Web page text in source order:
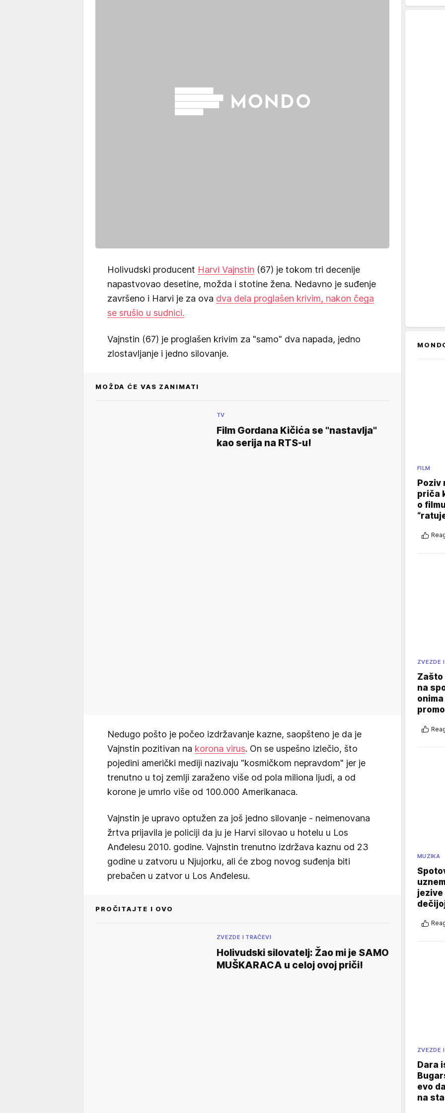
Holivudski producent Harvi Vajnstin (67) je tokom tri decenije
napastvovao desetine, možda i stotine žena. Nedavno je suđenje
završeno i Harvi je za ova dva dela proglašen krivim, nakon čega
se srušio u sudnici.
Vajnstin (67) je proglašen krivim za "samo" dva napada, jedno
zlostavljanje i jedno silovanje.
MOŽDA ĆE VAS ZANIMATI
TV
Film Gordana Kičića se "nastavlja"
kao serija na RTS-u!
Nedugo pošto je počeo izdržavanje kazne, saopšteno je da je
Vajnstin pozitivan na korona virus. On se uspešno izlečio, što
pojedini američki mediji nazivaju "kosmičkom nepravdom" jer je
trenutno u toj zemlji zaraženo više od pola miliona ljudi, a od
korone je umrlo više od 100.000 Amerikanaca.
Vajnstin je upravo optužen za još jedno silovanje - neimenovana
žrtva prijavila je policiji da ju je Harvi silovao u hotelu u Los
Anđelesu 2010. godine. Vajnstin trenutno izdržava kaznu od 23
godine u zatvoru u Njujorku, ali će zbog novog suđenja biti
prebačen u zatvor u Los Anđelesu.
PROČITAJTE I OVO
ZVEZDE I TRAČEVI
Holivudski silovatelj: Žao mi je SAMO
MUŠKARACA u celoj ovoj priči!
FILM
Poziv
priča
o
ZVEZDE
Zašto
na
MUZIKA
jezive
ZVEZDE
Dara
evo
na